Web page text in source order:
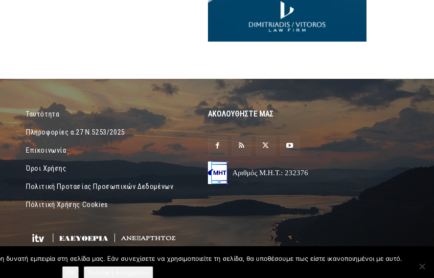
Ταυτότητα
Πληροφορίες α.27 Ν.5253/2025
Επικοινωνία
Όροι Χρήσης
Πολιτική Προτασίας Προσωπικών Δεδομένων
Πόλιτική Χρήσης Cookies
ΑΚΟΛΟΥΘΗΣΤΕ ΜΑΣ
Αριθμός Μ.Η.Τ.: 232376
εμπειρία στη σελίδα μας. Εάν συνεχίσετε να χρησιμοποιείτε τη σελίδα, θα υποθέσουμε πως είστε ικανοποιημένοι με αυτό.